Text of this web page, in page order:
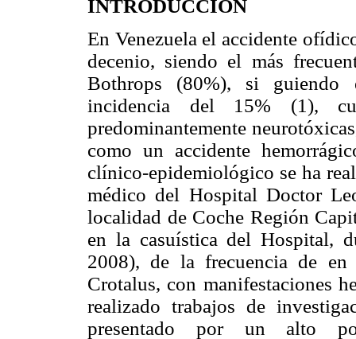
INTRODUCCIÓN
En Venezuela el accidente
decenio, siendo el más
Bothrops (80%), si guiendo
incidencia del 15% (1),
predominantemente
como un accidente
clínico-epidemiológico se ha
médico del Hospital Doctor
localidad de Coche Región
en la casuística del Hospital,
2008), de la frecuencia de en
Crotalus, con manifestaciones
realizado trabajos de
presentado por un alto